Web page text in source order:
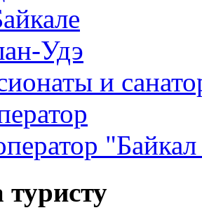
Удэ
и